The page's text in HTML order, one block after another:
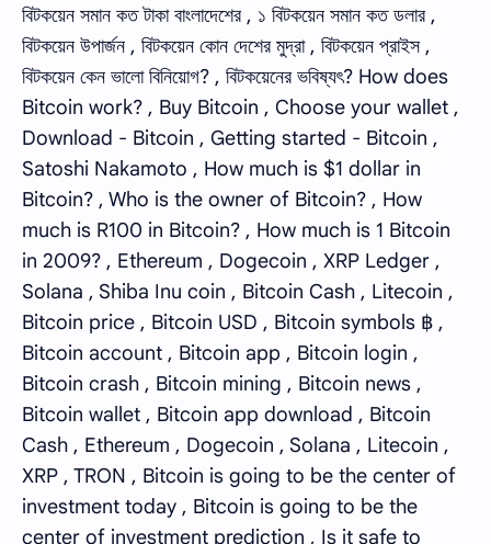
বিটকয়েন সমান কত টাকা বাংলাদেশের , ১ বিটকয়েন সমান কত ডলার ,
বিটকয়েন উপার্জন , বিটকয়েন কোন দেশের মুদ্রা , বিটকয়েন প্রাইস ,
বিটকয়েন কেন ভালো বিনিয়োগ? , বিটকয়েনের ভবিষ্যৎ? How does
Bitcoin work? , Buy Bitcoin , Choose your wallet ,
Download - Bitcoin , Getting started - Bitcoin ,
Satoshi Nakamoto , How much is $1 dollar in
Bitcoin? , Who is the owner of Bitcoin? , How
much is R100 in Bitcoin? , How much is 1 Bitcoin
in 2009? , Ethereum , Dogecoin , XRP Ledger ,
Solana , Shiba Inu coin , Bitcoin Cash , Litecoin ,
Bitcoin price , Bitcoin USD , Bitcoin symbols ฿ ,
Bitcoin account , Bitcoin app , Bitcoin login ,
Bitcoin crash , Bitcoin mining , Bitcoin news ,
Bitcoin wallet , Bitcoin app download , Bitcoin
Cash , Ethereum , Dogecoin , Solana , Litecoin ,
XRP , TRON , Bitcoin is going to be the center of
investment today , Bitcoin is going to be the
center of investment prediction , Is it safe to